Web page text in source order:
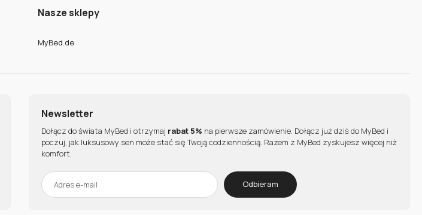
Nasze sklepy
MyBed.de
Newsletter
Dołącz do świata MyBed i otrzymaj rabat 5% na pierwsze zamówienie. Dołącz już dziś do MyBed i
poczuj, jak luksusowy sen może stać się Twoją codziennością. Razem z MyBed zyskujesz więcej niż
komfort.
Odbieram